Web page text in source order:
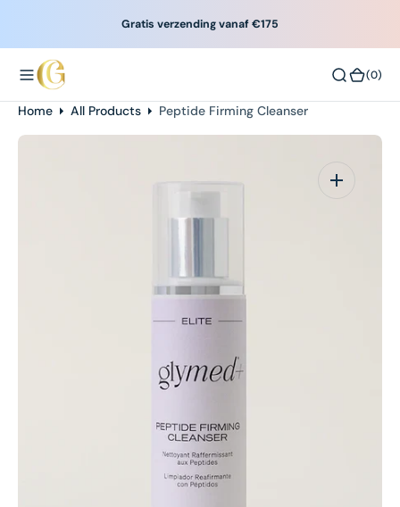
N
Gratis verzending vanaf €175
(0)
Open
in
gallery
view
Home All Products Peptide Firming Cleanser